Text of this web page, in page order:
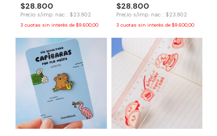
$28.800
Precio s/imp. nac. : $23.802
3 cuotas sin interés de $9.600,00
$28.800
Precio s/imp. nac. : $23.802
3 cuotas sin interés de $9.600,00